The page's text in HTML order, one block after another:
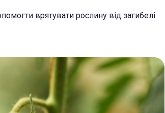
врятувати рослину від загибелі